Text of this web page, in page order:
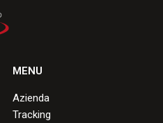
MENU
Azienda
Tracking